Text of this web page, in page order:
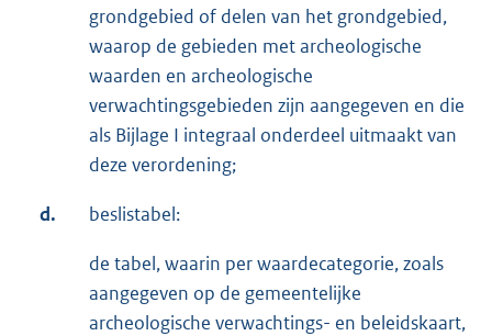
grondgebied of delen van het grondgebied,
waarop de gebieden met archeologische
waarden en archeologische
verwachtingsgebieden zijn aangegeven en die
als Bijlage I integraal onderdeel uitmaakt van
deze verordening;
d. beslistabel:
de tabel, waarin per waardecategorie, zoals
aangegeven op de gemeentelijke
archeologische verwachtings- en beleidskaart,